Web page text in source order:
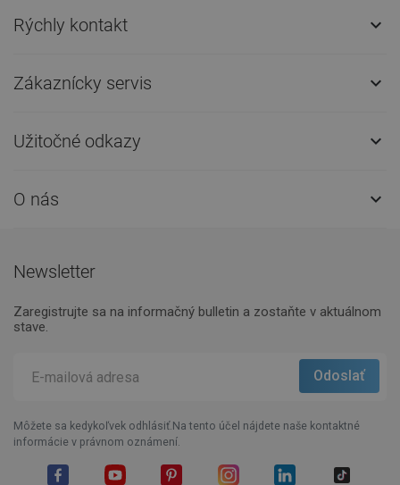
Rýchly kontakt 
Zákaznícky servis 
Užitočné odkazy 
O nás 
Newsletter
Zaregistrujte sa na informačný bulletin a zostaňte v aktuálnom
stave.
Môžete sa kedykoľvek odhlásiť.Na tento účel nájdete naše kontaktné
informácie v právnom oznámení.